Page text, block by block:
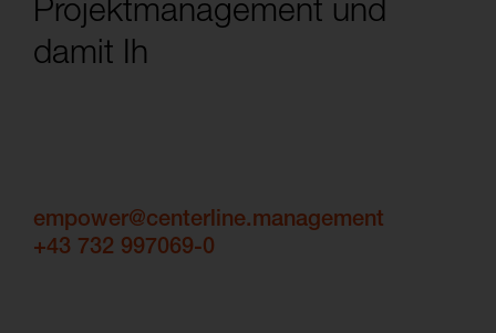
Projektmanagement und
damit Ih
empower@centerline.management
+43 732 997069-0